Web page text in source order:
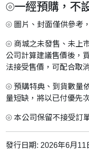
⦾一經預購，不
⦾ 圖片、封面僅供參考
⦾ 商城之未發售、未上
公司計算建議售價後，
法接受售價，可配合取
⦾ 預購特典、到貨數量
量短缺，將以已付優先
⦾ 本公司保留不接受訂
發行日期: 2026年6月11